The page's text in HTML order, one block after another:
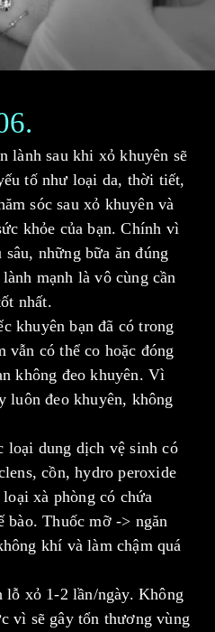
lành sau khi xỏ khuyên sẽ
tố như loại da, thời tiết,
sóc sau xỏ khuyên và
khỏe của bạn. Chính vì
những bữa ăn đúng
mạnh là vô cùng cần
nhất.
khuyên bạn đã có trong
vẫn có thể co hoặc đóng
không đeo khuyên. Vì
luôn đeo khuyên, không
loại dung dịch vệ sinh có
cồn, hydro peroxide
xà phòng có chứa
bào. Thuốc mỡ -> ngăn
khí và làm chậm quá
lỗ xỏ 1-2 lần/ngày. Không
vì sẽ gây tổn thương vùng